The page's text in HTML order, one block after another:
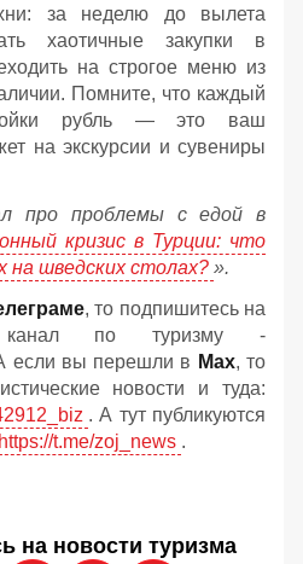
за неделю до вылета
хаотичные закупки в
на строгое меню из
Помните, что каждый
рубль — это ваш
на экскурсии и сувениры
про проблемы с едой в
кризис в Турции: что
на шведских столах? ».
, то подпишитесь на
канал по туризму -
если вы перешли в Мах, то
новости и туда:
. А тут публикуются
https://t.me/zoj_news .
на новости туризма